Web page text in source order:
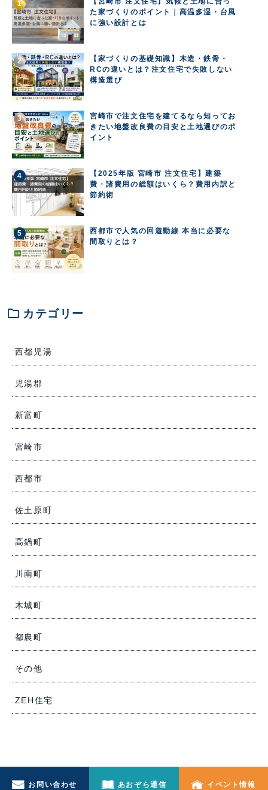
た家づくりのポイント｜高温多湿・台風
に強い設計とは
【家づくりの基礎知識】木造・鉄骨・
RCの違いとは？注文住宅で失敗しない
構造選び
宮崎市で注文住宅を建てるなら知ってお
きたい地盤改良費の目安と土地選びのポ
イント
【2025年版 宮崎市 注文住宅】建築
費・諸費用の総額はいくら？費用内訳と
節約術
西都市で人気の回遊動線 本当に必要な
間取りとは？
folder カテゴリー
西都児湯
児湯郡
新富町
宮崎市
西都市
佐土原町
高鍋町
川南町
木城町
都農町
その他
ZEH住宅
お問い合わせ あおぞら通信 イベント情報